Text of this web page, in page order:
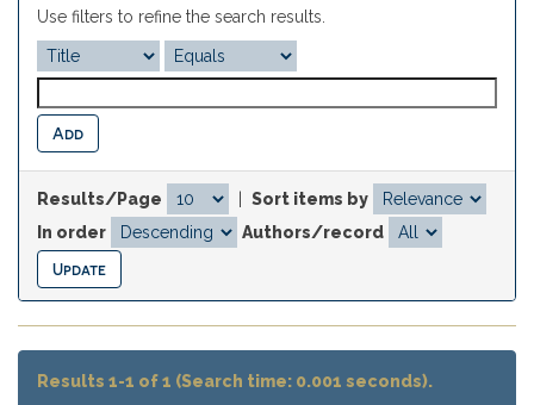
Use filters to refine the search results.
Results/Page
Sort items by
In order
Authors/record
Results 1-1 of 1 (Search time: 0.001 seconds).